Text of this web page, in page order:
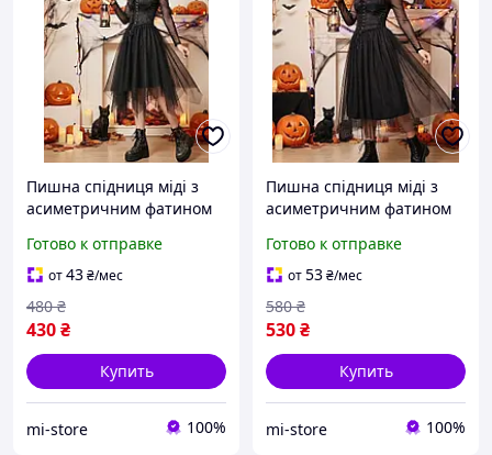
Пишна спідниця міді з
асиметричним фатином
(10041)
Готово к отправке
от43₴/мес
430₴
480 ₴
Купить
mi-store 100%
Пишна спідниця міді з
асиметричним фатином
(10040)
Готово к отправке
от53₴/мес
530₴
580 ₴
Купить
mi-store 100%